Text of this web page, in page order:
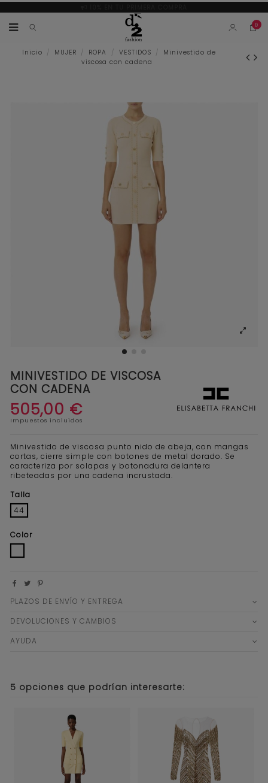
0
Inicio MUJER ROPA VESTIDOS
Minivestido de
viscosa con cadena
MINIVESTIDO DE VISCOSA
CON CADENA
505,00 €
Impuestos incluidos
Minivestido de viscosa punto nido de abeja, con mangas
cortas, cierre simple con botones de metal dorado. Se
caracteriza por solapas y botonadura delantera
ribeteadas por una cadena incrustada.
Talla
44
Color
PLAZOS DE ENVÍO Y ENTREGA
DEVOLUCIONES Y CAMBIOS
AYUDA
5 opciones que podrían interesarte: